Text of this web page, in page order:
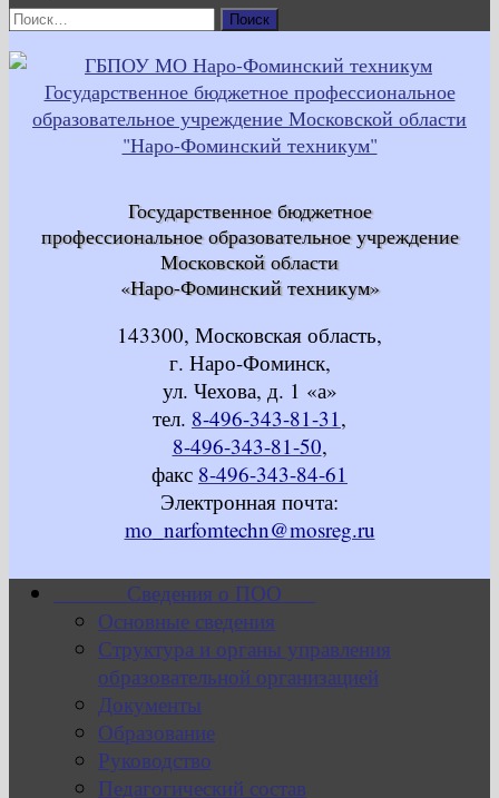
Найти:
Государственное бюджетное
профессиональное образовательное учреждение
Московской области
«Наро-Фоминский техникум»
143300, Московская область,
г. Наро-Фоминск,
ул. Чехова, д. 1 «а»
тел. 8-496-343-81-31,
8-496-343-81-50,
факс 8-496-343-84-61
Электронная почта:
mo_narfomtechn@mosreg.ru
Сведения о ПОО
Основные сведения
Структура и органы управления
образовательной организацией
Документы
Образование
Руководство
Педагогический состав